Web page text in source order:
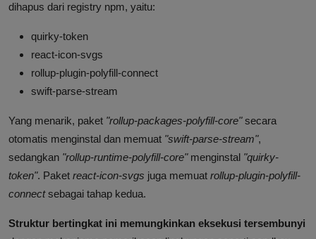
dihapus dari registry npm, yaitu:
quirky-token
react-icon-svgs
rollup-plugin-polyfill-connect
swift-parse-stream
Yang menarik, paket "rollup-packages-polyfill-core"secara
otomatis menginstal dan memuat "swift-parse-stream",
sedangkan "rollup-runtime-polyfill-core"menginstal "quirky-
token". Paket react-icon-svgs juga memuat rollup-plugin-polyfill-
connectsebagai tahap kedua.
Struktur bertingkat ini memungkinkan eksekusi tersembunyi